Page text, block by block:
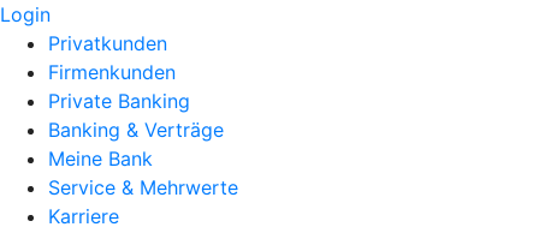
Login
Privatkunden
Firmenkunden
Private Banking
Banking & Verträge
Meine Bank
Service & Mehrwerte
Karriere